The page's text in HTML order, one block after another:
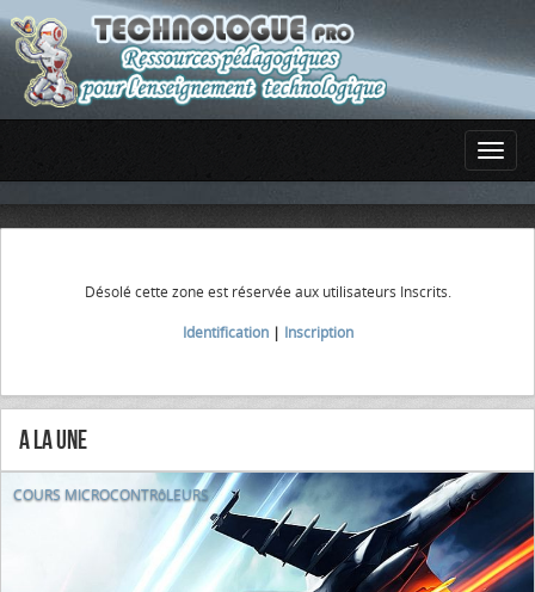
Désolé cette zone est réservée aux utilisateurs Inscrits.
Identification| Inscription
A la Une
COURS MICROCONTRôLEURS